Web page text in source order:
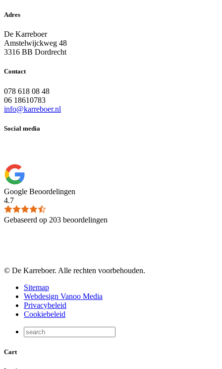
Adres
De Karreboer
Amstelwijckweg 48
3316 BB Dordrecht
Contact
078 618 08 48
06 18610783
info@karreboer.nl
Social media
Google Beoordelingen
4.7
Gebaseerd op 203 beoordelingen
© De Karreboer. Alle rechten voorbehouden.
Sitemap
Webdesign Vanoo Media
Privacybeleid
Cookiebeleid
Cart